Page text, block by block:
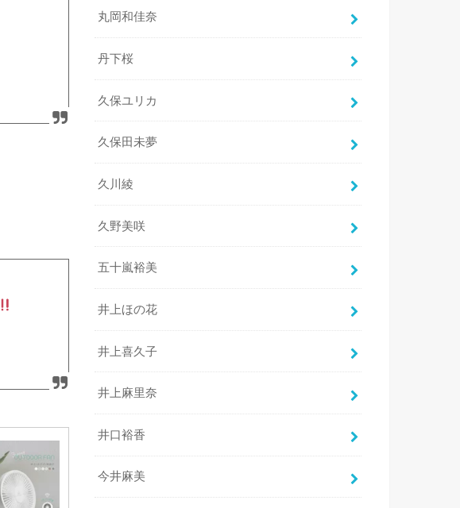
丸岡和佳奈
丹下桜
久保ユリカ
久保田未夢
久川綾
久野美咲
五十嵐裕美
井上ほの花
井上喜久子
井上麻里奈
井口裕香
今井麻美